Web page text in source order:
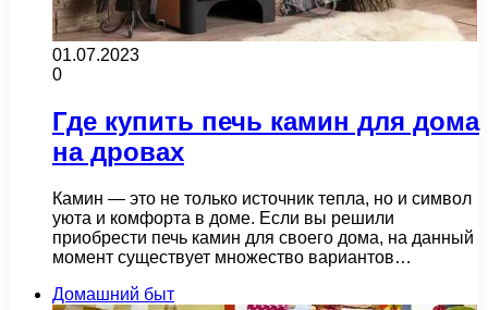
01.07.2023
0
Где купить печь камин для дома
на дровах
Камин — это не только источник тепла, но и символ
уюта и комфорта в доме. Если вы решили
приобрести печь камин для своего дома, на данный
момент существует множество вариантов…
Домашний быт